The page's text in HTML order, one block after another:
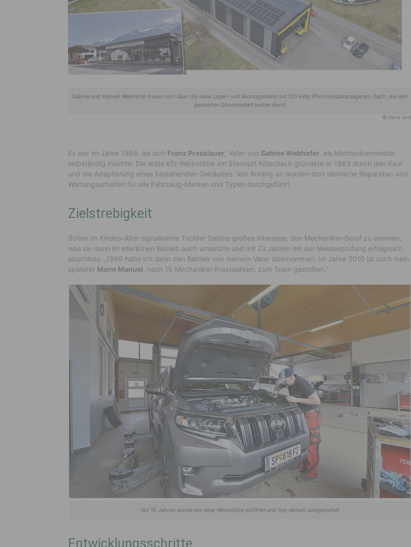
Sabine und Manuel Webhofer freuen sich über die neue Lager- und Montagehalle mit 120 kWp Photovoltaikanlage am Dach, die den
gesamten Strombedarf locker deckt
© Hans Jost
Es war im Jahre 1968, als sich Franz Presslauer , Vater von Sabine Webhofer , als Mechanikermeister
selbständig machte. Die erste Kfz-Werkstätte am Standort Kötschach gründete er 1983 durch den Kauf
und die Adaptierung eines bestehenden Gebäudes. Von Anfang an wurden dort sämtliche Reparatur- und
Wartungsarbeiten für alle Fahrzeug-Marken und Typen durchgeführt.
Zielstrebigkeit
Schon im Kindes-Alter signalisierte Tochter Sabine großes Interesse, den Mechaniker-Beruf zu erlernen,
was sie dann im elterlichen Betrieb auch umsetzte und mit 23 Jahren mit der Meisterprüfung erfolgreich
abschloss. „1999 habe ich dann den Betrieb von meinem Vater übernommen. Im Jahre 2010 ist auch mein
späterer Mann Manuel , nach 15 Mechaniker-Praxisjahren, zum Team gestoßen.“
Vor 10 Jahren wurde die neue Werkstätte eröffnet und top-aktuell ausgestattet
Entwicklungsschritte